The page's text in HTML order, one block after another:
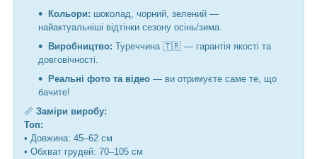
Кольори: шоколад, чорний, зелений —
найактуальніші відтінки сезону осінь/зима.
Виробництво: Туреччина 🇹🇷 — гарантія якості та
довговічності.
Реальні фото та відео — ви отримуєте саме те, що
бачите!
📏 Заміри виробу:
Топ:
• Довжина: 45–62 см
• Обхват грудей: 70–105 см